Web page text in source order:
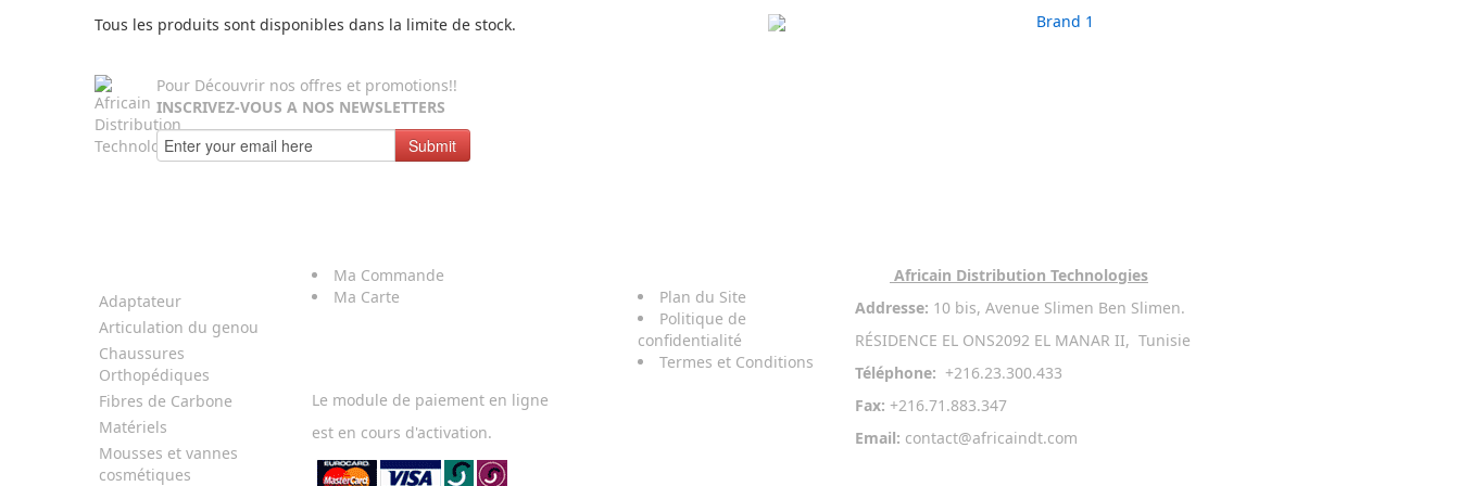
Tous les produits sont disponibles dans la limite de stock.
Pour Découvrir nos offres et promotions!!
INSCRIVEZ-VOUS A NOS NEWSLETTERS
Submit
Adaptateur
Articulation du genou
Chaussures
Orthopédiques
Fibres de Carbone
Matériels
Mousses et vannes
cosmétiques
Ma Commande
Ma Carte
Le module de paiement en ligne
est en cours d'activation.
Plan du Site
Politique de
confidentialité
Termes et Conditions
Africain Distribution Technologies
Addresse: 10 bis, Avenue Slimen Ben Slimen.
RÉSIDENCE EL ONS2092 EL MANAR II, Tunisie
Téléphone: +216.23.300.433
Fax: +216.71.883.347
Email: contact@africaindt.com